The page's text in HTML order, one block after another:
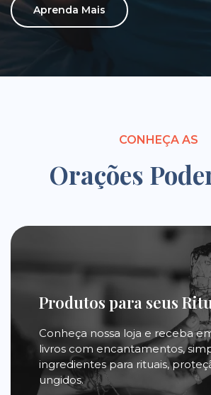
Aprenda Mais
CONHEÇA AS
Orações
Produtos para seus
Conheça nossa loja e receba
livros com encantamentos,
ingredientes para rituais,
ungidos.